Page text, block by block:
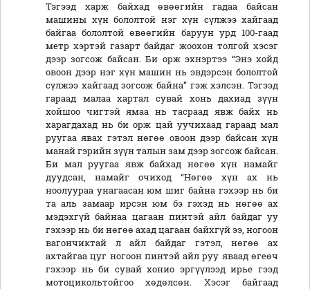
Тэгээд харж байхад өвөөгийн гадаа байсан
машины хүн бололтой нэг хүн сүлжээ хайгаад
байгаа бололтой өвөөгийн баруун урд 100-гаад
метр хэртэй газарт байдаг жоохон толгой хэсэг
дээр зогсож байсан. Би орж эхнэртээ “Энэ хойд
овоон дээр нэг хүн машин нь эвдэрсэн бололтой
сүлжээ хайгаад зогсож байна” гэж хэлсэн. Тэгээд
гараад малаа хартал сувай хонь дахиад зүүн
хойшоо чигтэй ямаа нь тасраад явж байх нь
харагдахад нь би орж цай уучихаад гараад мал
руугаа явах гэтэл нөгөө овоон дээр байсан хүн
манай гэрийн зүүн талын зам дээр зогсож байсан.
Би мал руугаа явж байхад нөгөө хүн намайг
дуудсан, намайг очиход “Нөгөө хүн ах нь
ноолуураа унагаасан юм шиг байна гэхээр нь би
та аль замаар ирсэн юм бэ гэхэд нь нөгөө ах
мэдэхгүй байнаа цагаан пинтэй айл байдаг уу
гэхээр нь би нөгөө ахад цагаан байхгүй ээ, ногоон
вагончиктай л айл байдаг гэтэл, нөгөө ах
ахтайгаа цуг ногоон пинтэй айл руу яваад өгеөч
гэхээр нь би сувай хонио эргүүлээд ирье гээд
мотоцикольтойгоо хөдөлсөн. Хэсэг байгаад